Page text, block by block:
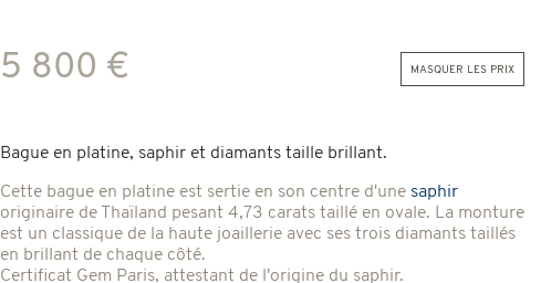
5 800 € masquer les prix
Bague en platine, saphir et diamants taille brillant.
Cette bague en platine est sertie en son centre d'une saphir
originaire de Thaïland pesant 4,73 carats taillé en ovale. La monture
est un classique de la haute joaillerie avec ses trois diamants taillés
en brillant de chaque côté.
Certificat Gem Paris, attestant de l'origine du saphir.